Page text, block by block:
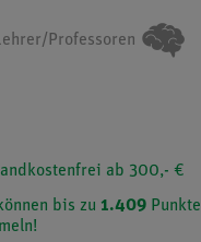
Professoren
ab 300,- €
bis zu 1.409 Punkte